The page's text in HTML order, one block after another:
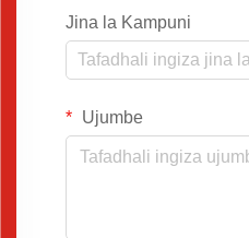
Jina la Kampuni
Ujumbe